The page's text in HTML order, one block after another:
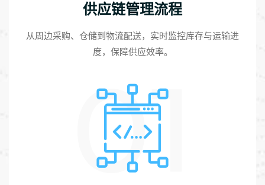
供应链管理流程
从周边采购、仓储到物流配送，实时监控库存与运输进
度，保障供应效率。
01